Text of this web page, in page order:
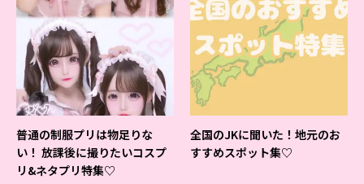
普通の制服プリは物足りな
い！ 放課後に撮りたいコスプ
リ&ネタプリ特集♡
全国のJKに聞いた！地元のお
すすめスポット集♡